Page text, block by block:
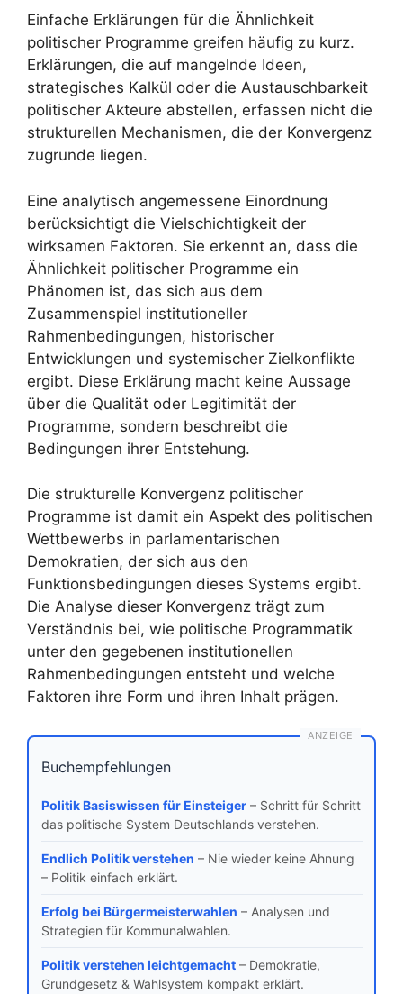
Einfache Erklärungen für die Ähnlichkeit
politischer Programme greifen häufig zu kurz.
Erklärungen, die auf mangelnde Ideen,
strategisches Kalkül oder die Austauschbarkeit
politischer Akteure abstellen, erfassen nicht die
strukturellen Mechanismen, die der Konvergenz
zugrunde liegen.
Eine analytisch angemessene Einordnung
berücksichtigt die Vielschichtigkeit der
wirksamen Faktoren. Sie erkennt an, dass die
Ähnlichkeit politischer Programme ein
Phänomen ist, das sich aus dem
Zusammenspiel institutioneller
Rahmenbedingungen, historischer
Entwicklungen und systemischer Zielkonflikte
ergibt. Diese Erklärung macht keine Aussage
über die Qualität oder Legitimität der
Programme, sondern beschreibt die
Bedingungen ihrer Entstehung.
Die strukturelle Konvergenz politischer
Programme ist damit ein Aspekt des politischen
Wettbewerbs in parlamentarischen
Demokratien, der sich aus den
Funktionsbedingungen dieses Systems ergibt.
Die Analyse dieser Konvergenz trägt zum
Verständnis bei, wie politische Programmatik
unter den gegebenen institutionellen
Rahmenbedingungen entsteht und welche
Faktoren ihre Form und ihren Inhalt prägen.
ANZEIGE
Buchempfehlungen
Politik Basiswissen für Einsteiger– Schritt für Schritt
das politische System Deutschlands verstehen.
Endlich Politik verstehen – Nie wieder keine Ahnung
– Politik einfach erklärt.
Erfolg bei Bürgermeisterwahlen – Analysen und
Strategien für Kommunalwahlen.
Politik verstehen leichtgemacht– Demokratie,
Grundgesetz & Wahlsystem kompakt erklärt.